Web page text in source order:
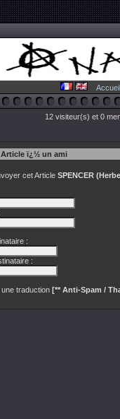
Accueil
12 visiteur(s) et 0
ï¿½ un ami
cet Article SPENCER
:
:
traduction [** Anti-Spam /